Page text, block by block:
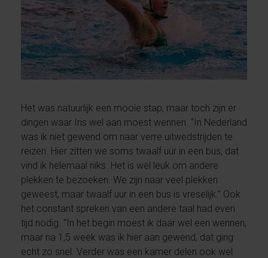
Het was natuurlijk een mooie stap, maar toch zijn er
dingen waar Iris wel aan moest wennen. “In Nederland
was ik niet gewend om naar verre uitwedstrijden te
reizen. Hier zitten we soms twaalf uur in een bus, dat
vind ik helemaal niks. Het is wel leuk om andere
plekken te bezoeken. We zijn naar veel plekken
geweest, maar twaalf uur in een bus is vreselijk.” Ook
het constant spreken van een andere taal had even
tijd nodig. “In het begin moest ik daar wel een wennen,
maar na 1,5 week was ik hier aan gewend, dat ging
echt zo snel. Verder was een kamer delen ook wel